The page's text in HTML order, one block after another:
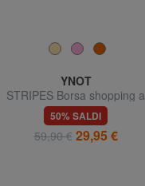
YNOT
STRIPES Borsa shopping a
mano, con tracolla
50% SALDI
59,90 € 29,95 €